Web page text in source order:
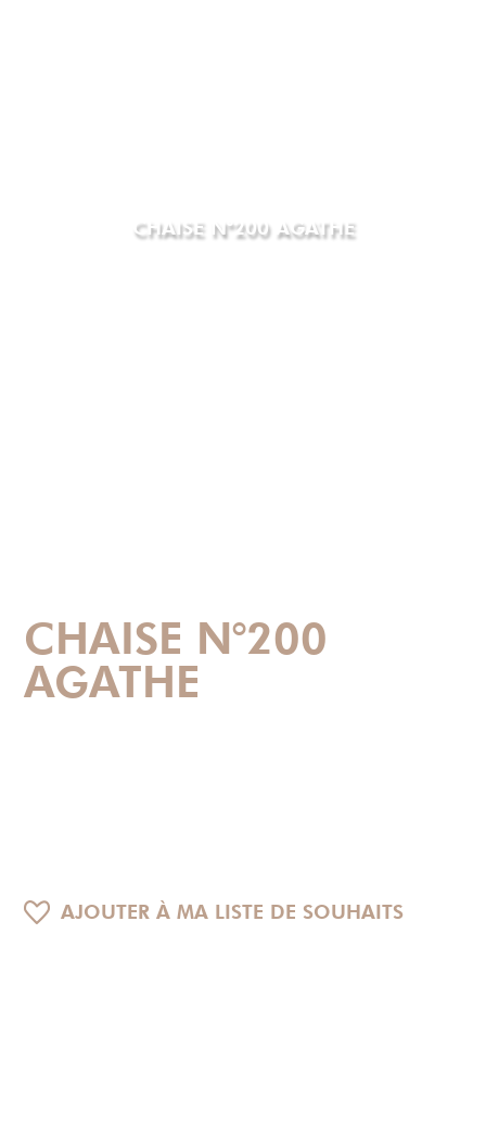
CHAISE N°200 AGATHE
CHAISE N°200
AGATHE
AJOUTER À MA LISTE DE SOUHAITS